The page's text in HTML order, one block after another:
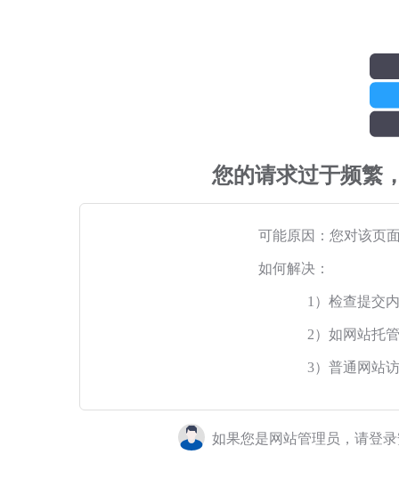
您的请求过于频繁
可能原因：您对该页
如何解决：
1）检查提交
2）如网站托
3）普通网站
如果您是网站管理员，请登